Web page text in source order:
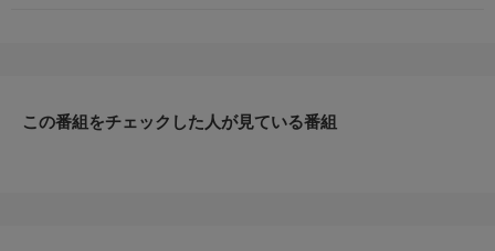
この番組をチェックした人が見ている番組